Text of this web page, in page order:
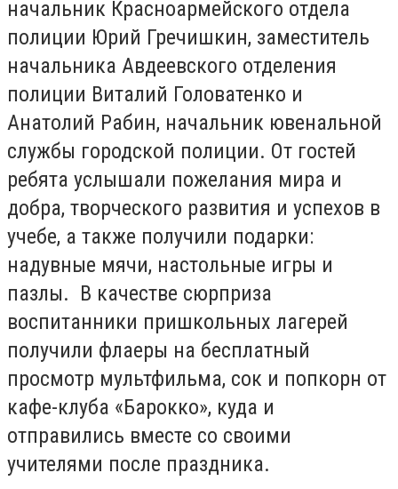
начальник Красноармейского отдела
полиции Юрий Гречишкин, заместитель
начальника Авдеевского отделения
полиции Виталий Головатенко и
Анатолий Рабин, начальник ювенальной
службы городской полиции. От гостей
ребята услышали пожелания мира и
добра, творческого развития и успехов в
учебе, а также получили подарки:
надувные мячи, настольные игры и
пазлы. В качестве сюрприза
воспитанники пришкольных лагерей
получили флаеры на бесплатный
просмотр мультфильма, сок и попкорн от
кафе-клуба «Барокко», куда и
отправились вместе со своими
учителями после праздника.